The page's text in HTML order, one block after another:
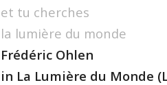
et tu cherches
la lumière du monde
Frédéric Ohlen
in La Lumière du Monde